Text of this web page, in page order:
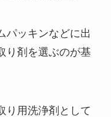
パッキンなどに出
り剤を選ぶのが基
り用洗浄剤として